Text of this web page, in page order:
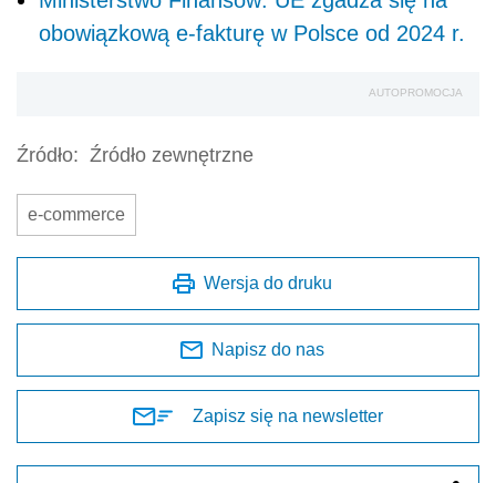
obowiązkową e-fakturę w Polsce od 2024 r.
AUTOPROMOCJA
Źródło: Źródło zewnętrzne
e-commerce
Wersja do druku
Napisz do nas
Zapisz się na newsletter